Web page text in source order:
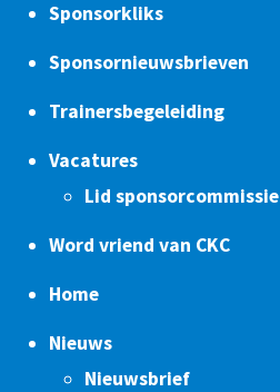
Sponsorkliks
Sponsornieuwsbrieven
Trainersbegeleiding
Vacatures
Lid sponsorcommissie
Word vriend van CKC
Home
Nieuws
Nieuwsbrief